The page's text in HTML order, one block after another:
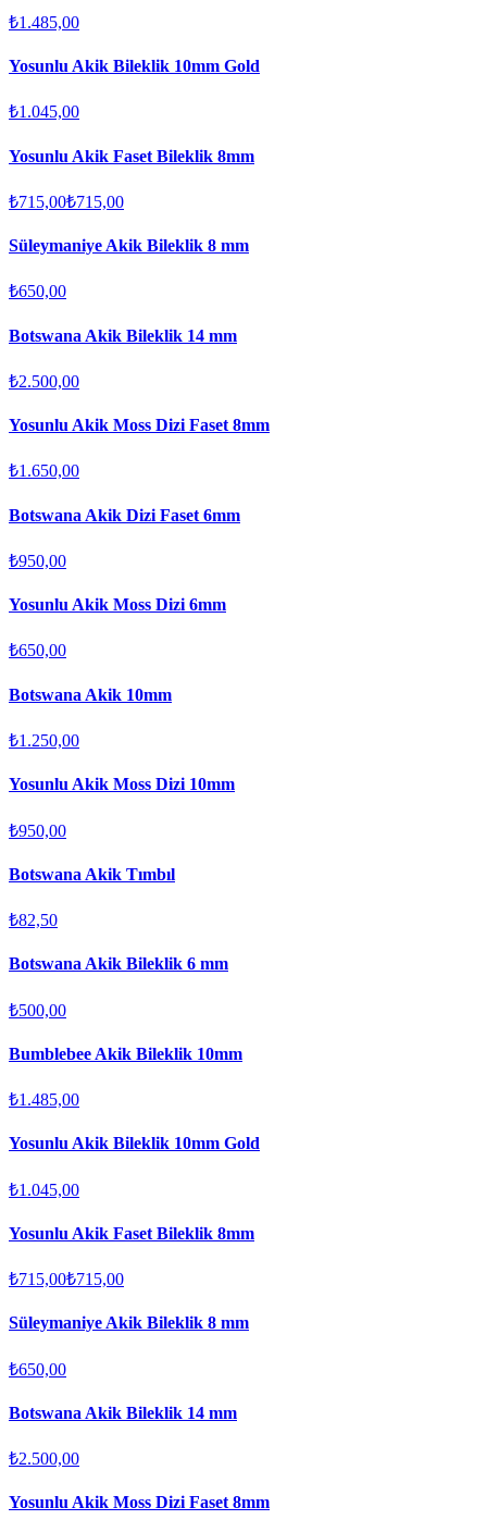
₺1.485,00
Yosunlu Akik Bileklik 10mm Gold
₺1.045,00
Yosunlu Akik Faset Bileklik 8mm
₺715,00₺715,00
Süleymaniye Akik Bileklik 8 mm
₺650,00
Botswana Akik Bileklik 14 mm
₺2.500,00
Yosunlu Akik Moss Dizi Faset 8mm
₺1.650,00
Botswana Akik Dizi Faset 6mm
₺950,00
Yosunlu Akik Moss Dizi 6mm
₺650,00
Botswana Akik 10mm
₺1.250,00
Yosunlu Akik Moss Dizi 10mm
₺950,00
Botswana Akik Tımbıl
₺82,50
Botswana Akik Bileklik 6 mm
₺500,00
Bumblebee Akik Bileklik 10mm
₺1.485,00
Yosunlu Akik Bileklik 10mm Gold
₺1.045,00
Yosunlu Akik Faset Bileklik 8mm
₺715,00₺715,00
Süleymaniye Akik Bileklik 8 mm
₺650,00
Botswana Akik Bileklik 14 mm
₺2.500,00
Yosunlu Akik Moss Dizi Faset 8mm